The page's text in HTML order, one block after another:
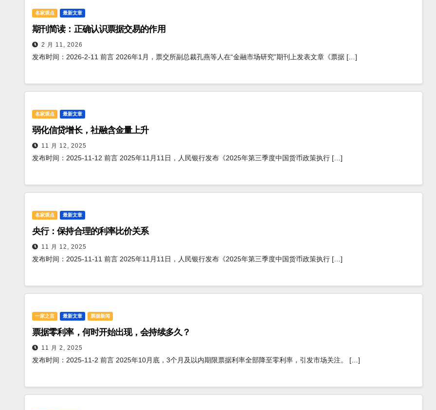
名家观点 最新文章
期刊简读：正确认识票据交易的作用
2 月 11, 2026
发布时间：2026-2-11 前言 2026年1月，票交所副总裁孔燕等人在“金融市场研究”期刊上发表文章《票据 […]
名家观点 最新文章
弱化信贷增长，社融含金量上升
11 月 12, 2025
发布时间：2025-11-12 前言 2025年11月11日，人民银行发布《2025年第三季度中国货币政策执行 […]
名家观点 最新文章
央行：保持合理的利率比价关系
11 月 12, 2025
发布时间：2025-11-11 前言 2025年11月11日，人民银行发布《2025年第三季度中国货币政策执行 […]
一家之言 最新文章 票据新闻
票据零利率，何时开始出现，会持续多久？
11 月 2, 2025
发布时间：2025-11-2 前言 2025年10月底，3个月及以内期限票据利率全部降至零利率，引发市场关注。 […]